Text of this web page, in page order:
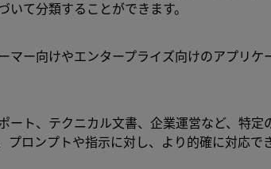
て分類することができます。
マー向けやエンタープライズ向けのアプリ
ート、テクニカル文書、企業運営など、特
プロンプトや指示に対し、より的確に対応